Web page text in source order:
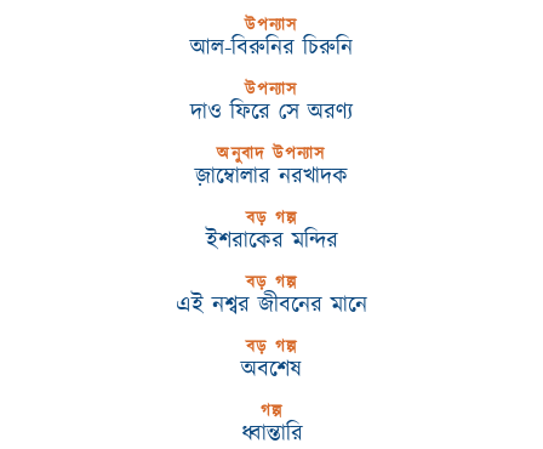
উপন্যাস
আল-বিরুনির চিরুনি
উপন্যাস
দাও ফিরে সে অরণ্য
অনুবাদ উপন্যাস
জ়াম্বোলার নরখাদক
বড় গল্প
ইশরাকের মন্দির
বড় গল্প
এই নশ্বর জীবনের মানে
বড় গল্প
অবশেষ
গল্প
ধ্বান্তারি